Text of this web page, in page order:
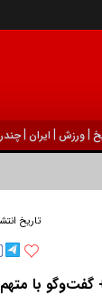
|ورزش | ايران |
تاریخ
گفت‌وگو با متهم